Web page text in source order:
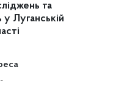
та
у Луганській
-